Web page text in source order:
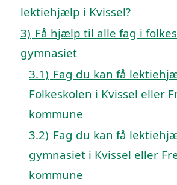
lektiehjælp i Kvissel?
3) Få hjælp til alle fag i
gymnasiet
3.1) Fag du kan få
Folkeskolen i Kvissel eller
kommune
3.2) Fag du kan få
gymnasiet i Kvissel eller
kommune